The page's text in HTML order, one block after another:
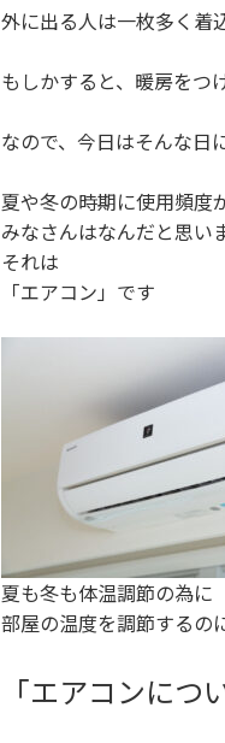
外に出る人は一枚多く着
もしかすると、暖房を
なので、今日はそんな日
夏や冬の時期に使用頻度
みなさんはなんだと思い
それは
「エアコン」です
夏も冬も体温調節の為に
部屋の温度を調節するの
「エアコンにつ